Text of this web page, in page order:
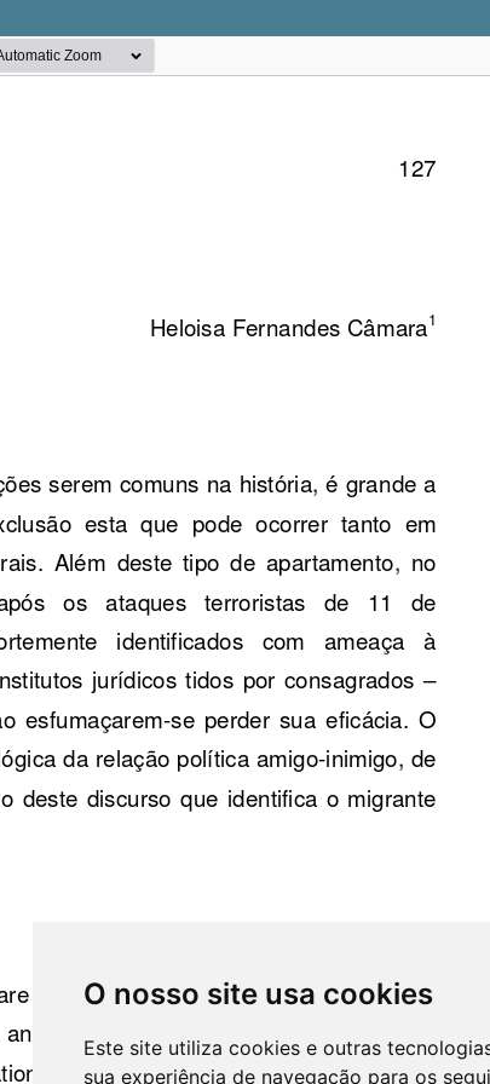
O nosso site usa cookies
Este site utiliza cookies e outras
sua experiência de navegação para os